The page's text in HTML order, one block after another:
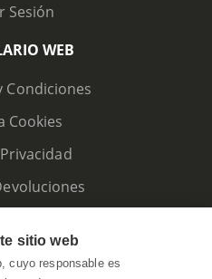
Sesión
WEB
Condiciones
Cookies
sitio web
cuyo responsable es